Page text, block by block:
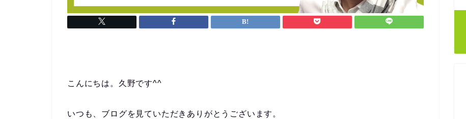
こんにちは。久野です^^
いつも、ブログを見ていただきありがとうございます。